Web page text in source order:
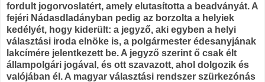
fordult jogorvoslatért, amely elutasította a beadványát. A
fejéri Nádasdladányban pedig az borzolta a helyiek
kedélyét, hogy kiderült: a jegyző, aki egyben a helyi
választási iroda elnöke is, a polgármester édesanyjának
lakcímére jelentkezett be. A jegyző szerint ő csak élt
állampolgári jogával, és ott szavazott, ahol dolgozik és
valójában él. A magyar választási rendszer szürkezónás